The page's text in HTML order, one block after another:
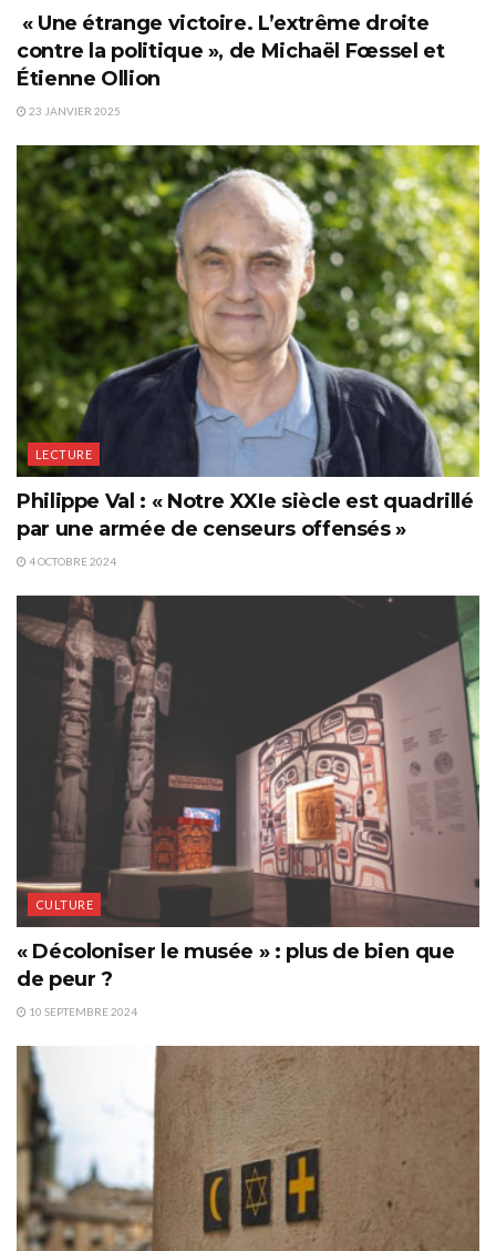
« Une étrange victoire. L’extrême droite
contre la politique », de Michaël Fœssel et
Étienne Ollion
23 JANVIER 2025
LECTURE
Philippe Val : « Notre XXIe siècle est quadrillé
par une armée de censeurs offensés »
4 OCTOBRE 2024
CULTURE
« Décoloniser le musée » : plus de bien que
de peur ?
10 SEPTEMBRE 2024